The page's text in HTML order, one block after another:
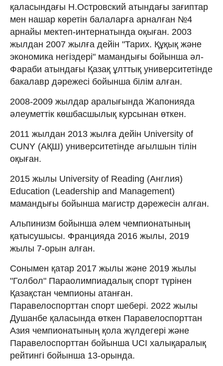
қаласындағы Н.Островский атындағы зағиптар
мен нашар көретін балаларға арналған №4
арнайы мектеп-интернатында оқыған. 2003
жылдан 2007 жылға дейін "Тарих. Құқық және
экономика негіздері" мамандығы бойынша әл-
Фараби атындағы Қазақ ұлттық университетінде
бакалавр дәрежесі бойынша білім алған.
2008-2009 жылдар аралығында Жапонияда
әлеуметтік көшбасшылық курсынан өткен.
2011 жылдан 2013 жылға дейін University of
CUNY (АҚШ) университетінде ағылшын тілін
оқыған.
2015 жылы University of Reading (Англия)
Education (Leadership and Management)
мамандығы бойынша магистр дәрежесін алған.
Альпинизм бойынша әлем чемпионатының
қатысушысы. Францияда 2016 жылы, 2019
жылы 7-орын алған.
Сонымен қатар 2017 жылы және 2019 жылы
"Голбол" Параолимпиадалық спорт түрінен
Қазақстан чемпионы атанған.
Паравелоспорттан спорт шебері. 2022 жылы
Душанбе қаласында өткен Паравелоспорттан
Азия чемпионатының қола жүлдегері және
Паравелоспорттан бойынша UCI халықаралық
рейтингі бойынша 13-орында.